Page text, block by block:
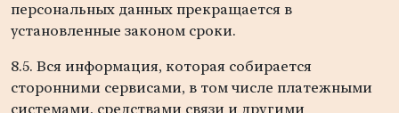
персональных данных прекращается в
установленные законом сроки.
8.5. Вся информация, которая собирается
сторонними сервисами, в том числе платежными
системами, средствами связи и другими